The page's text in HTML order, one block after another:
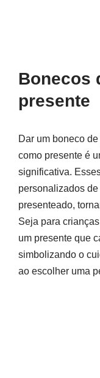
Bonecos
presente
Dar um boneco
como presente é
significativa.
personalizados
presenteado,
Seja para
um presente que
simbolizando o
ao escolher uma